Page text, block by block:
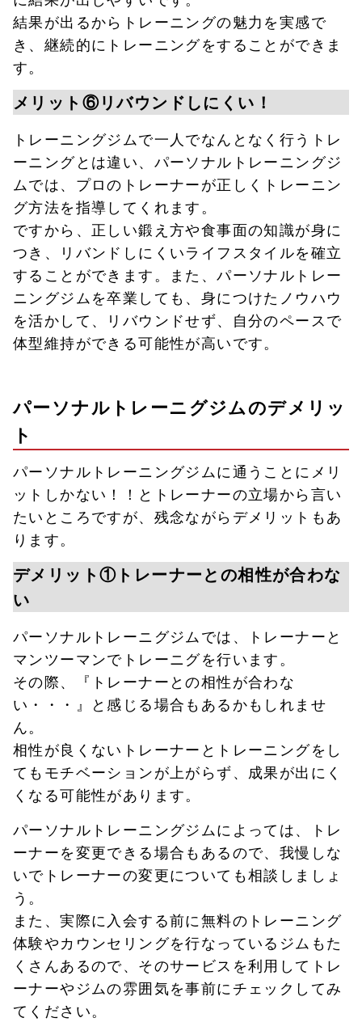
結果が出るからトレーニングの魅力を実感で
き、継続的にトレーニングをすることができま
す。
メリット⑥リバウンドしにくい！
トレーニングジムで一人でなんとなく行うトレ
ーニングとは違い、パーソナルトレーニングジ
ムでは、プロのトレーナーが正しくトレーニン
グ方法を指導してくれます。
ですから、正しい鍛え方や食事面の知識が身に
つき、リバンドしにくいライフスタイルを確立
することができます。また、パーソナルトレー
ニングジムを卒業しても、身につけたノウハウ
を活かして、リバウンドせず、自分のペースで
体型維持ができる可能性が高いです。
パーソナルトレーニグジムのデメリッ
ト
パーソナルトレーニングジムに通うことにメリ
ットしかない！！とトレーナーの立場から言い
たいところですが、残念ながらデメリットもあ
ります。
デメリット①トレーナーとの相性が合わな
い
パーソナルトレーニグジムでは、トレーナーと
マンツーマンでトレーニグを行います。
その際、『トレーナーとの相性が合わな
い・・・』と感じる場合もあるかもしれませ
ん。
相性が良くないトレーナーとトレーニングをし
てもモチベーションが上がらず、成果が出にく
くなる可能性があります。
パーソナルトレーニングジムによっては、トレ
ーナーを変更できる場合もあるので、我慢しな
いでトレーナーの変更についても相談しましょ
う。
また、実際に入会する前に無料のトレーニング
体験やカウンセリングを行なっているジムもた
くさんあるので、そのサービスを利用してトレ
ーナーやジムの雰囲気を事前にチェックしてみ
てください。